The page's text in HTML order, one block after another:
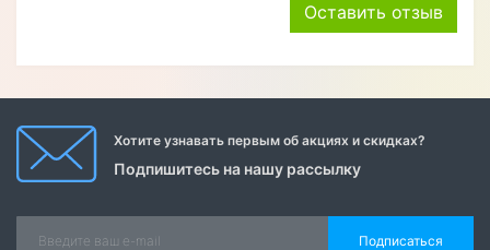
Оставить отзыв
Хотите узнавать первым об акциях и скидках?
Подпишитесь на нашу рассылку
Подписаться